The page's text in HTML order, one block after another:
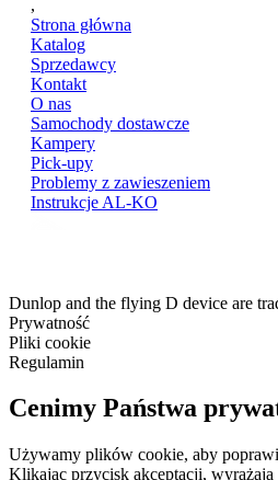
,
Strona główna
Katalog
Sprzedawcy
Kontakt
O nas
Samochody dostawcze
Kampery
Pick-upy
Problemy z zawieszeniem
Instrukcje AL-KO
Dunlop and the flying D device are
Prywatność
Pliki cookie
Regulamin
Cenimy Państwa
Używamy plików cookie, aby
Klikając przycisk akceptacji, wyrażają